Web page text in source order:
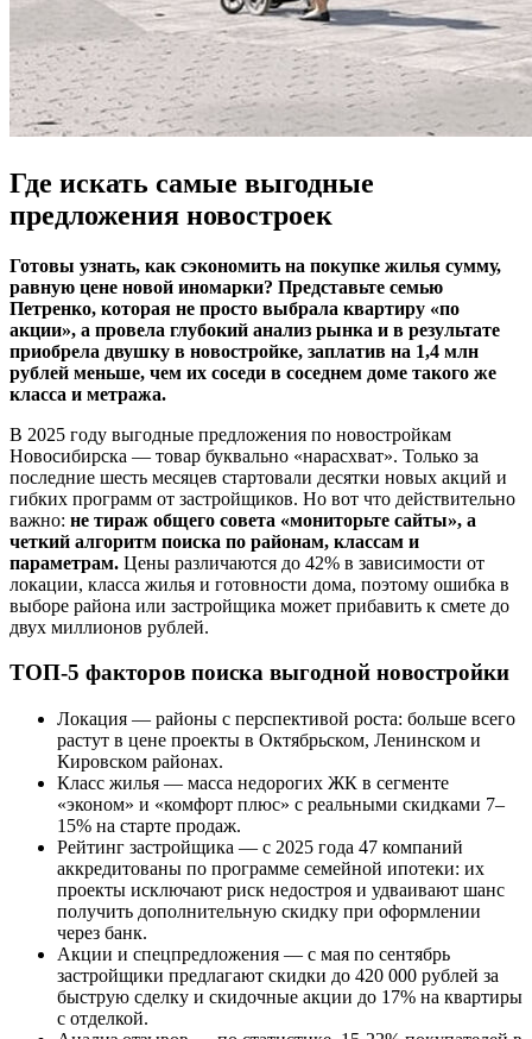
Где искать самые выгодные
предложения новостроек
Готовы узнать, как сэкономить на покупке жилья сумму,
равную цене новой иномарки? Представьте семью
Петренко, которая не просто выбрала квартиру «по
акции», а провела глубокий анализ рынка и в результате
приобрела двушку в новостройке, заплатив на 1,4 млн
рублей меньше, чем их соседи в соседнем доме такого же
класса и метража.
В 2025 году выгодные предложения по новостройкам
Новосибирска — товар буквально «нарасхват». Только за
последние шесть месяцев стартовали десятки новых акций и
гибких программ от застройщиков. Но вот что действительно
важно: не тираж общего совета «мониторьте сайты», а
четкий алгоритм поиска по районам, классам и
параметрам. Цены различаются до 42% в зависимости от
локации, класса жилья и готовности дома, поэтому ошибка в
выборе района или застройщика может прибавить к смете до
двух миллионов рублей.
ТОП-5 факторов поиска выгодной новостройки
Локация — районы с перспективой роста: больше всего
растут в цене проекты в Октябрьском, Ленинском и
Кировском районах.
Класс жилья — масса недорогих ЖК в сегменте
«эконом» и «комфорт плюс» с реальными скидками 7–
15% на старте продаж.
Рейтинг застройщика — с 2025 года 47 компаний
аккредитованы по программе семейной ипотеки: их
проекты исключают риск недостроя и удваивают шанс
получить дополнительную скидку при оформлении
через банк.
Акции и спецпредложения — с мая по сентябрь
застройщики предлагают скидки до 420 000 рублей за
быструю сделку и скидочные акции до 17% на квартиры
с отделкой.